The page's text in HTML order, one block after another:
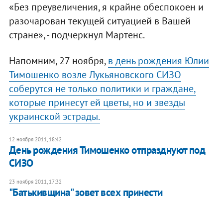
«Без преувеличения, я крайне обеспокоен и
разочарован текущей ситуацией в Вашей
стране», - подчеркнул Мартенс.
Напомним, 27 ноября,в день рождения Юлии
Тимошенко возле Лукьяновского СИЗО
соберутся не только политики и граждане,
которые принесут ей цветы, но и звезды
украинской эстрады.
12 ноября 2011, 18:42
День рождения Тимошенко отпразднуют под
СИЗО
23 ноября 2011, 17:32
"Батькивщина" зовет всех принести